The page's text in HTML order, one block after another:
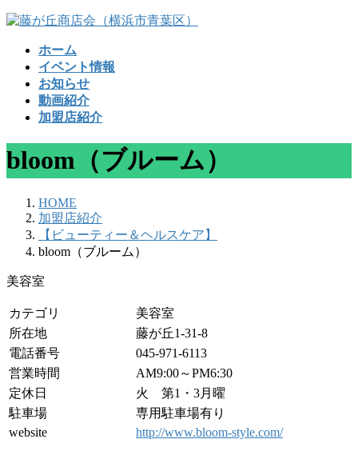
コ
ッ
プ
ナ
移
動
ホーム
イベント情報
お知らせ
動画紹介
加盟店紹介
bloom（ブルーム）
HOME
加盟店紹介
【ビューティー＆ヘルスケア】
bloom（ブルーム）
美容室
カテゴリ
美容室
所在地
藤が丘1-31-8
電話番号
045-971-6113
営業時間
AM9:00～PM6:30
定休日
火 第1・3月曜
駐車場
専用駐車場有り
website
http://www.bloom-style.com/